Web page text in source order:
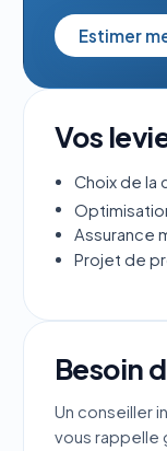
Estimer
Vos
Choix de la
Assurance
Projet de
Besoin
Un conseiller
vous rappelle